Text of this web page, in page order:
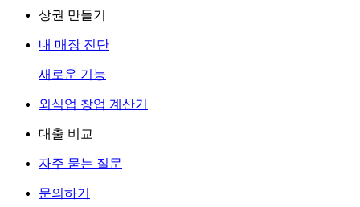
상권 만들기
내 매장 진단
새로운 기능
외식업 창업 계산기
대출 비교
자주 묻는 질문
문의하기